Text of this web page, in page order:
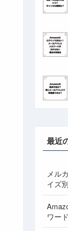
最近
メル
イズ
ワー